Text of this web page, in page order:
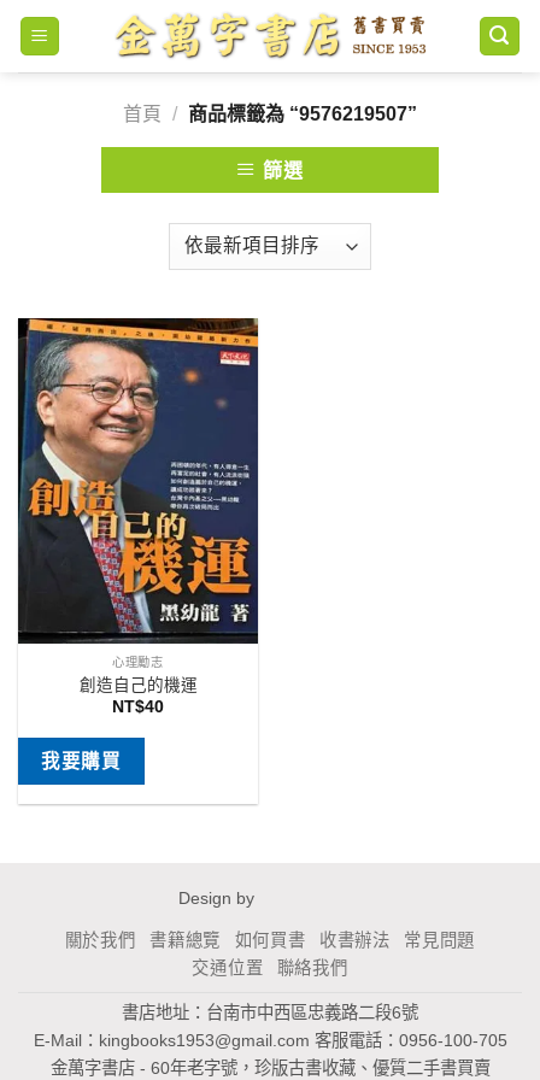
Skip
content
首頁
/ 商品標籤為 “9576219507”
篩選
心理勵志
創造自己的機運
NT$40
我要購買
Design by
關於我們 書籍總覽 如何買書 收書辦法
常見問題
交通位置
聯絡我們
書店地址：台南市中西區忠義路二段6號
E-Mail： kingbooks1953@gmail.com 客服電話：0956-100-705
金萬字書店 - 60年老字號，珍版古書收藏、優質二手書買賣